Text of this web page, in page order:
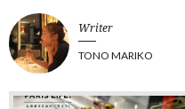
Writer
TONO MARIKO